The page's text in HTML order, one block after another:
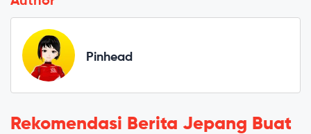
Pinhead
Rekomendasi Berita Jepang Buat